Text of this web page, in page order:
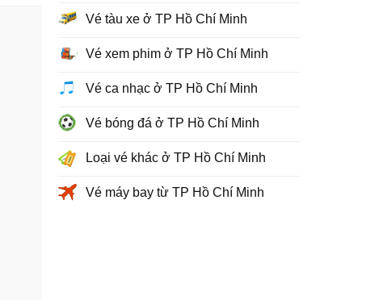
Vé tàu xe ở TP Hồ Chí Minh
Vé xem phim ở TP Hồ Chí Minh
Vé ca nhạc ở TP Hồ Chí Minh
Vé bóng đá ở TP Hồ Chí Minh
Loại vé khác ở TP Hồ Chí Minh
Vé máy bay từ TP Hồ Chí Minh